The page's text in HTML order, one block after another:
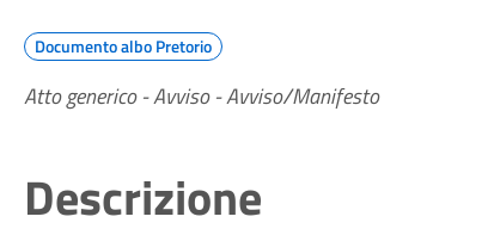
Documento albo Pretorio
Atto generico - Avviso - Avviso/Manifesto
Descrizione